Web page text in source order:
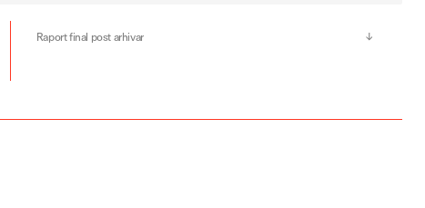
Raport final post arhivar